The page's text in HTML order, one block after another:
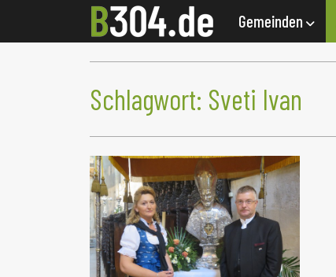
Gemeinden
Schlagwort: Sveti Ivan